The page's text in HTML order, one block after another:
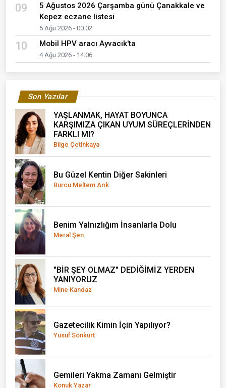
09
5 Ağustos 2026 Çarşamba günü Çanakkale ve
Kepez eczane listesi
5 Ağu 2026 - 00:02
10 Mobil HPV aracı Ayvacık'ta
4 Ağu 2026 - 14:06
Son Yazılar
YAŞLANMAK, HAYAT BOYUNCA
KARŞIMIZA ÇIKAN UYUM SÜREÇLERİNDEN
FARKLI MI?
Bilge Çetinkaya
Bu Güzel Kentin Diğer Sakinleri
Burcu Meltem Arık
Benim Yalnızlığım İnsanlarla Dolu
Meral Şen
"BİR ŞEY OLMAZ" DEDİĞİMİZ YERDEN
YANIYORUZ
Mine Kandaz
Gazetecilik Kimin İçin Yapılıyor?
Yusuf Sonkurt
Gemileri Yakma Zamanı Gelmiştir
Konuk Yazar